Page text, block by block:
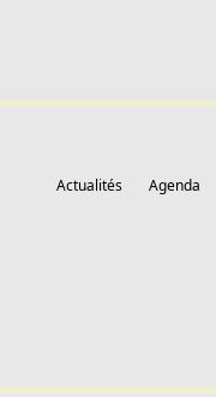
Actualités Agenda